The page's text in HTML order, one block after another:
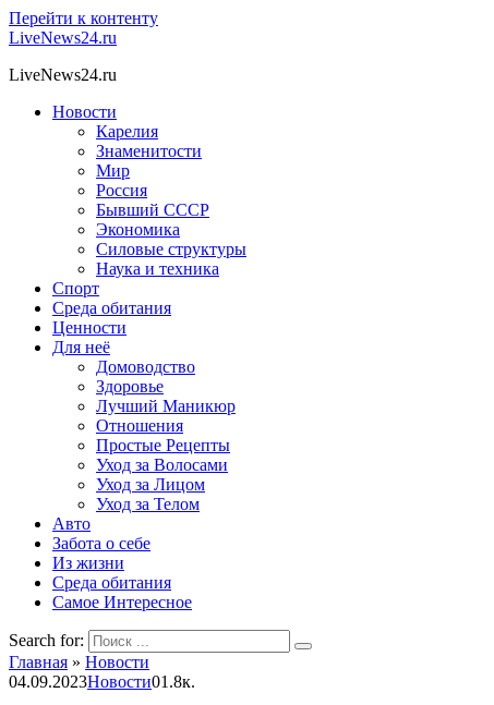
Перейти к контенту
LiveNews24.ru
LiveNews24.ru
Новости
Карелия
Знаменитости
Мир
Россия
Бывший СССР
Экономика
Силовые структуры
Наука и техника
Спорт
Среда обитания
Ценности
Для неё
Домоводство
Здоровье
Лучший Маникюр
Отношения
Простые Рецепты
Уход за Волосами
Уход за Лицом
Уход за Телом
Авто
Забота о себе
Из жизни
Среда обитания
Самое Интересное
Search for:
Главная » Новости
04.09.2023Новости01.8к.